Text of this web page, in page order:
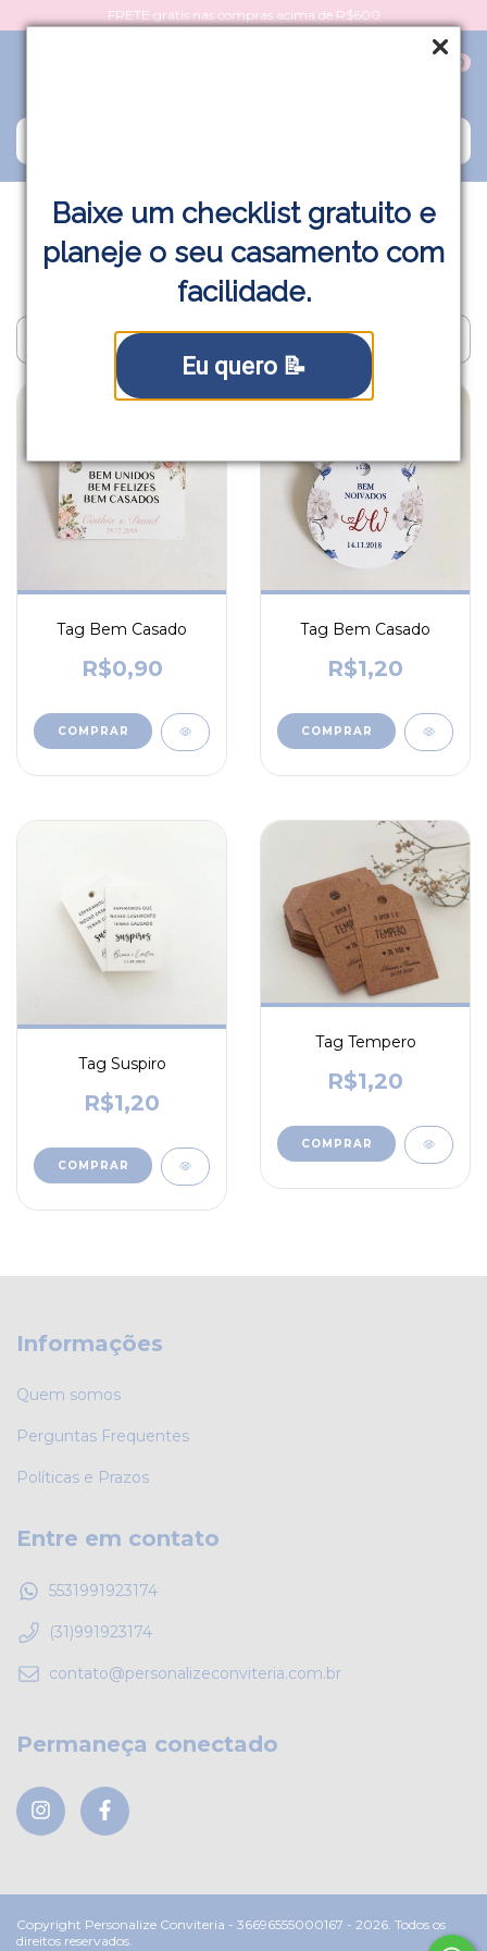
Baixe um checklist gratuito e
planeje o seu casamento com
facilidade.
Eu quero 📝
FRETE grátis nas compras acima de R$600
0
Início > Papelaria > Tags para lembranças
Tags para lembranças
Tag Bem Casado
R$0,90
Tag Bem Casado
R$1,20
Tag Suspiro
R$1,20
Tag Tempero
R$1,20
Informações
Quem somos
Perguntas Frequentes
Políticas e Prazos
Entre em contato
5531991923174
(31)991923174
contato@personalizeconviteria.com.br
Permaneça conectado
Copyright Personalize Conviteria - 36696555000167 - 2026. Todos os
direitos reservados.